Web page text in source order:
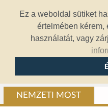
Ez a weboldal sütiket
értelmében kérem,
használatát, vagy
NEMZETI MOST